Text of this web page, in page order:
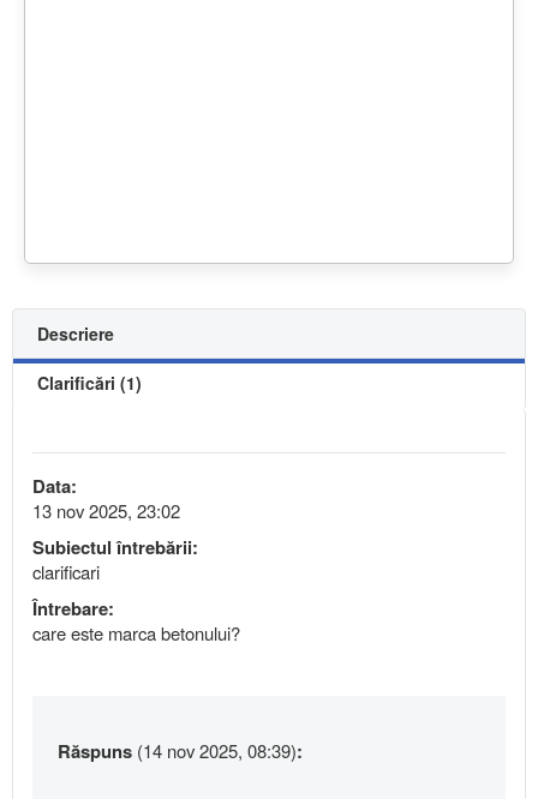
Descriere
Clarificări (1)
Data:
13 nov 2025, 23:02
Subiectul întrebării:
clarificari
Întrebare:
care este marca betonului?
Răspuns (14 nov 2025, 08:39):